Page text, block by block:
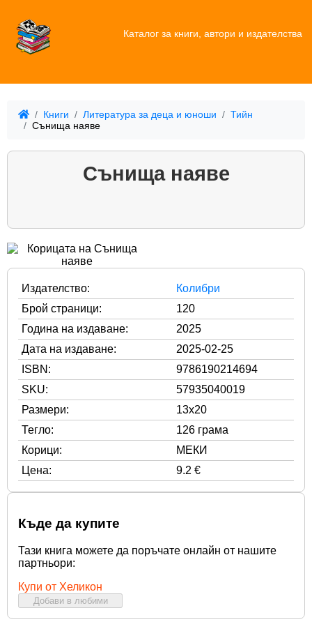
Каталог за книги, автори и издателства
Книги Литература за деца и юноши
Тийн
Сънища наяве
Сънища наяве
Издателство:
Колибри
Брой страници:
120
Година на издаване:
2025
Дата на издаване:
2025-02-25
ISBN:
9786190214694
SKU:
57935040019
Размери:
13x20
Тегло:
126 грама
Корици:
МЕКИ
Цена:
9.2 €
Къде да купите
Тази книга можете да поръчате онлайн от нашите
партньори:
Купи от Хеликон
Добави в любими